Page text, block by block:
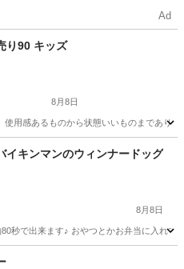
Ad
り90 キッズ
8月8日
用感あるものから状態いいものまであり
イキンマンのウィンナードッグ
8月8日
秒で出来ます♪ おやつとかお弁当に入れ